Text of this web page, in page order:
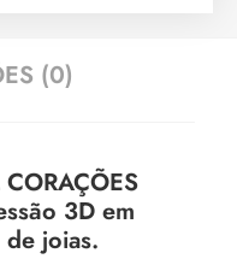
(0)
3D em
joias.